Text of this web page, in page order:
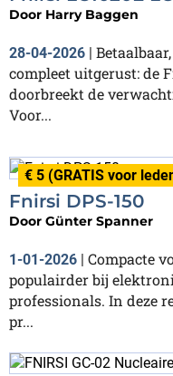
Door Harry Baggen
28-04-2026 |
compleet uitgerust: de
doorbreekt de
Voor...
€ 5 (GRATIS voor
Fnirsi DPS-150
Door Günter Spanner
1-01-2026 | Compacte
populairder bij
professionals. In deze
pr...